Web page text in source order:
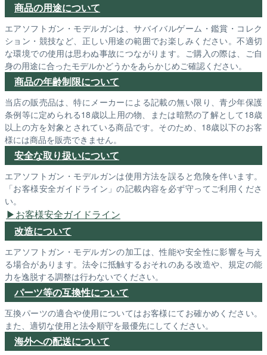
商品の用途について
エアソフトガン・モデルガンは、サバイバルゲーム・鑑賞・コレク
ション・競技など、正しい用途の範囲でお楽しみください。不適切
な環境での使用は思わぬ事故につながります。ご購入の際は、ご自
身の用途に合ったモデルかどうかをあらかじめご確認ください。
商品の年齢制限について
当店の販売品は、特にメーカーによる記載の無い限り、青少年保護
条例等に定められる18歳以上用の物、または暗黙の了解として18歳
以上の方を対象とされている商品です。そのため、18歳以下のお客
様には商品を販売できません。
安全な取り扱いについて
エアソフトガン・モデルガンは使用方法を誤ると危険を伴います。
「お客様安全ガイドライン」の記載内容を必ず守ってご利用くださ
い。
お客様安全ガイドライン
改造について
エアソフトガン・モデルガンの加工は、性能や安全性に影響を与え
る場合があります。法令に抵触するおそれのある改造や、規定の能
力を逸脱する調整は行わないでください。
パーツ等の互換性について
互換パーツの適合や使用についてはお客様にてお確かめください。
また、適切な使用と法令順守を最優先にしてください。
海外への配送について